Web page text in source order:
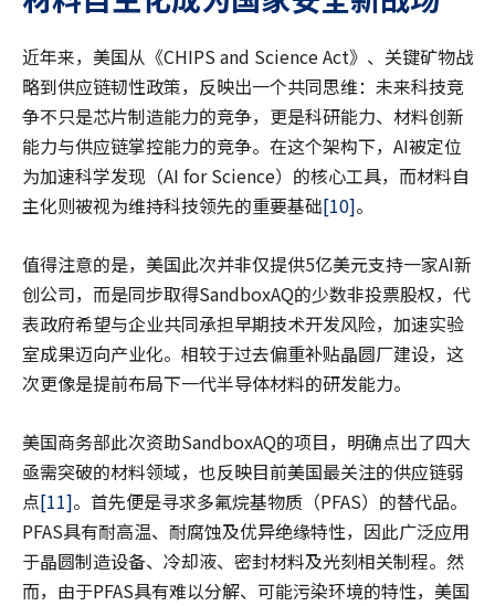
近年来，美国从《CHIPS and Science Act》、关键矿物战
略到供应链韧性政策，反映出一个共同思维：未来科技竞
争不只是芯片制造能力的竞争，更是科研能力、材料创新
能力与供应链掌控能力的竞争。在这个架构下，AI被定位
为加速科学发现（AI for Science）的核心工具，而材料自
主化则被视为维持科技领先的重要基础[10]。
值得注意的是，美国此次并非仅提供5亿美元支持一家AI新
创公司，而是同步取得SandboxAQ的少数非投票股权，代
表政府希望与企业共同承担早期技术开发风险，加速实验
室成果迈向产业化。相较于过去偏重补贴晶圆厂建设，这
次更像是提前布局下一代半导体材料的研发能力。
美国商务部此次资助SandboxAQ的项目，明确点出了四大
亟需突破的材料领域，也反映目前美国最关注的供应链弱
点[11]。首先便是寻求多氟烷基物质（PFAS）的替代品。
PFAS具有耐高温、耐腐蚀及优异绝缘特性，因此广泛应用
于晶圆制造设备、冷却液、密封材料及光刻相关制程。然
而，由于PFAS具有难以分解、可能污染环境的特性，美国